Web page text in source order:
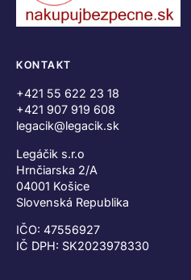
KONTAKT
+421 55 622 23 18
+421 907 919 608
legacik@legacik.sk
Legáčik s.r.o
Hrnčiarska 2/A
04001 Košice
Slovenská Republika
IČO: 47556927
IČ DPH: SK2023978330